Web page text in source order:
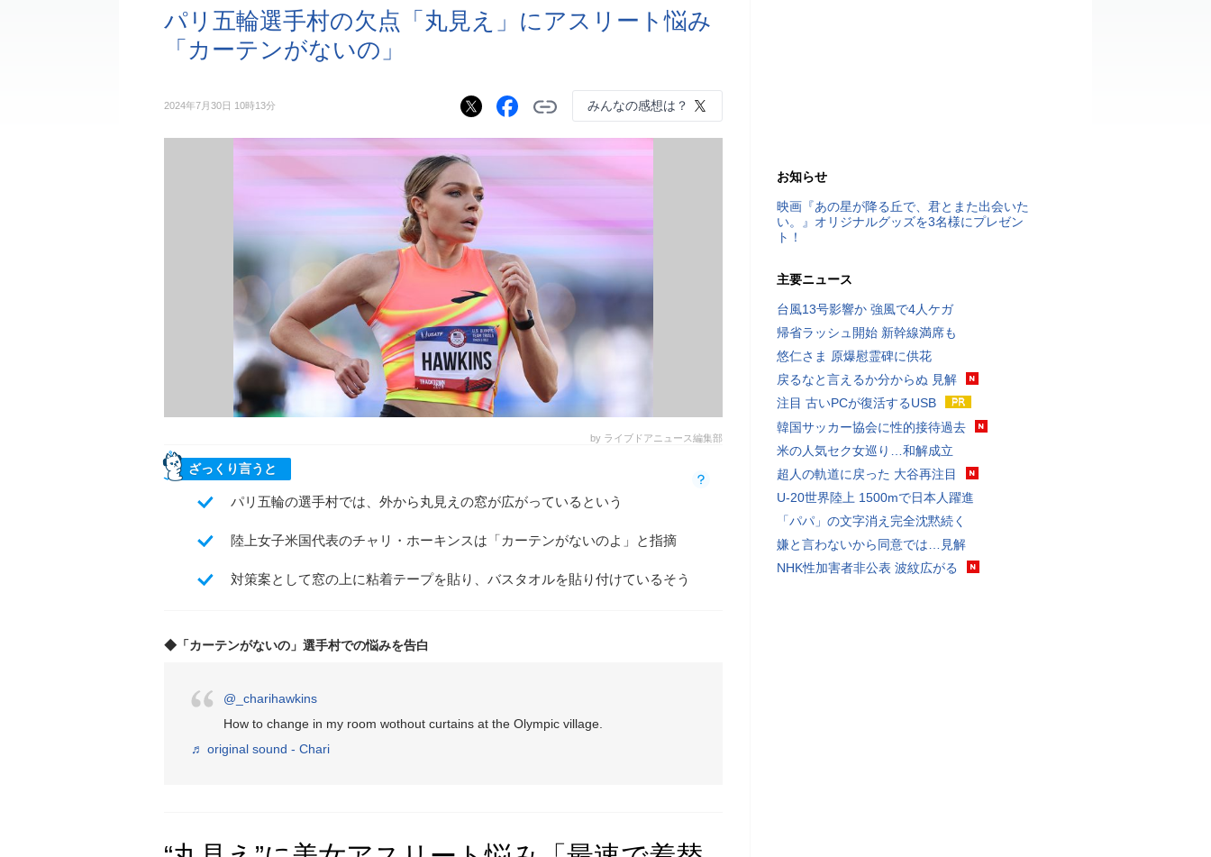
パリ五輪選手村の欠点「丸見え」にアスリート悩み
「カーテンがないの」
2024年7月30日 10時13分 みんなの感想は？
by ライブドアニュース編集部
ざっくり言うと
パリ五輪の選手村では、外から丸見えの窓が広がっているという
陸上女子米国代表のチャリ・ホーキンスは「カーテンがないのよ」と指摘
対策案として窓の上に粘着テープを貼り、バスタオルを貼り付けているそう
◆「カーテンがないの」選手村での悩みを告白
@_charihawkins
How to change in my room wothout curtains at the Olympic village.
♬ original sound - Chari
お知らせ
映画『あの星が降る丘で、君とまた出会いた
い。』オリジナルグッズを3名様にプレゼン
ト！
主要ニュース
台風13号影響か 強風で4人ケガ
帰省ラッシュ開始 新幹線満席も
悠仁さま 原爆慰霊碑に供花
戻るなと言えるか分からぬ 見解
注目 古いPCが復活するUSB
韓国サッカー協会に性的接待過去
米の人気セク女巡り…和解成立
超人の軌道に戻った 大谷再注目
U-20世界陸上 1500mで日本人躍進
「パパ」の文字消え完全沈黙続く
嫌と言わないから同意では…見解
NHK性加害者非公表 波紋広がる